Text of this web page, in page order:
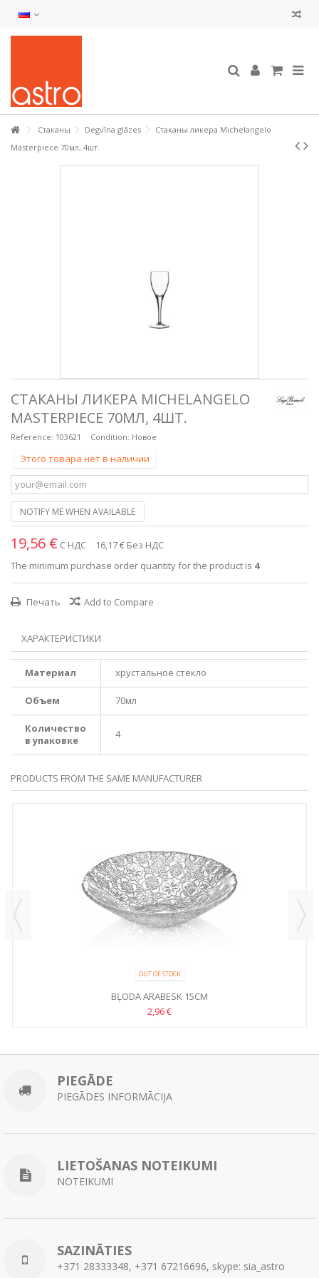
Стаканы Degvīna glāzes
Стаканы ликера Michelangelo
Masterpiece 70мл, 4шт.
СТАКАНЫ ЛИКЕРА MICHELANGELO
MASTERPIECE 70МЛ, 4ШТ.
Reference: 103621 Condition: Новое
Этого товара нет в наличии
NOTIFY ME WHEN AVAILABLE
19,56 € С НДС 16,17 € Без НДС
The minimum purchase order quantity for the product is 4
Печать Add to Compare
ХАРАКТЕРИСТИКИ
Mатериал хрустальное стекло
Oбъем 70мл
Количество
в упаковке
4
PRODUCTS FROM THE SAME MANUFACTURER
OUT OF STOCK
BĻODA ARABESK 15CM
2,96 €
PIEGĀDE
PIEGĀDES INFORMĀCIJA
LIETOŠANAS NOTEIKUMI
NOTEIKUMI
SAZINĀTIES
+371 28333348, +371 67216696, skype: sia_astro